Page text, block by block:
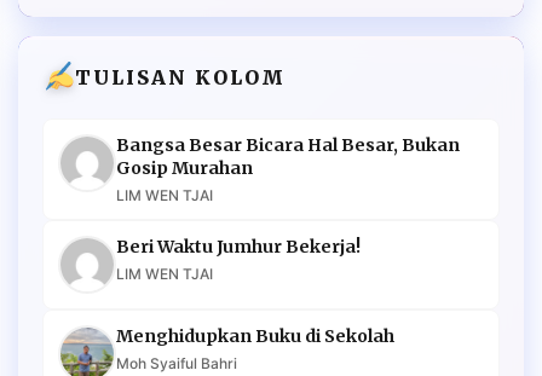
TULISAN KOLOM
Bangsa Besar Bicara Hal Besar, Bukan
Gosip Murahan
LIM WEN TJAI
Beri Waktu Jumhur Bekerja!
LIM WEN TJAI
Menghidupkan Buku di Sekolah
Moh Syaiful Bahri